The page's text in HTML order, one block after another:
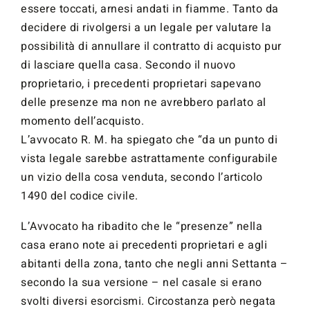
essere toccati, arnesi andati in fiamme. Tanto da
decidere di rivolgersi a un legale per valutare la
possibilità di annullare il contratto di acquisto pur
di lasciare quella casa. Secondo il nuovo
proprietario, i precedenti proprietari sapevano
delle presenze ma non ne avrebbero parlato al
momento dell’acquisto.
L’avvocato R. M. ha spiegato che “da un punto di
vista legale sarebbe astrattamente configurabile
un vizio della cosa venduta, secondo l’articolo
1490 del codice civile.
L’Avvocato ha ribadito che le “presenze” nella
casa erano note ai precedenti proprietari e agli
abitanti della zona, tanto che negli anni Settanta –
secondo la sua versione – nel casale si erano
svolti diversi esorcismi. Circostanza però negata